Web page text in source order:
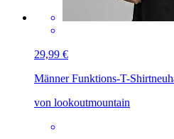
29,99 €
Männer Funktions-T-Shirt
von lookoutmountain